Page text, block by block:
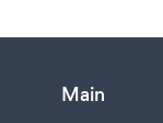
Main